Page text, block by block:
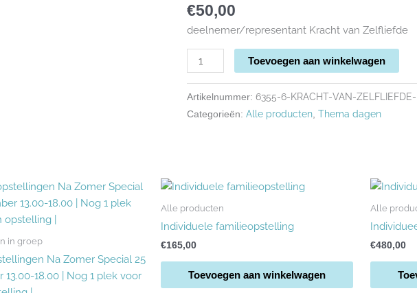
€50,00
deelnemer/representant Kracht van Zelfliefde
Toevoegen aan winkelwagen
Artikelnummer: 6355-6-KRACHT-VAN-ZELFLIEFDE-
Categorieën: Alle producten, Thema dagen
in groep
Na Zomer Special 25
13.00-18.00 | Nog 1 plek voor
Prijsklasse:
€45,00
tot
€150,00
Dit
product
Deze
optie
Alle producten
Individuele familieopstelling
€165,00
Toevoegen aan winkelwagen
Alle
€480,00